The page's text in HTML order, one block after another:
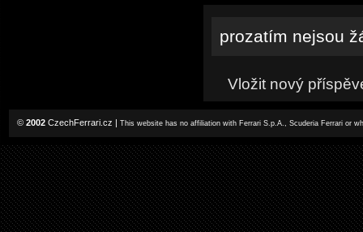
prozatím nejsou
Vložit nový
© 2002 CzechFerrari.cz | This website has no affiliation with Ferrari S.p.A., Scuderia Ferrari or